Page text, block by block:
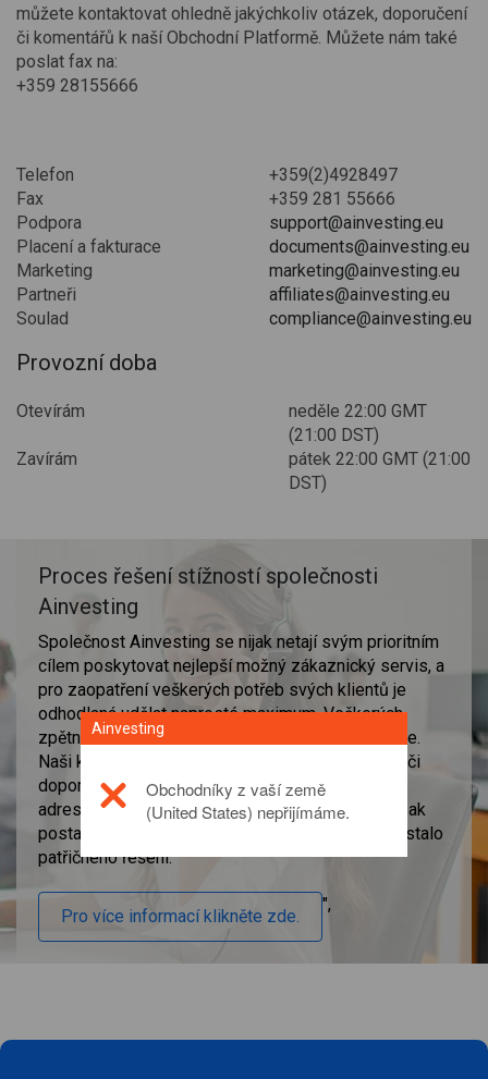
můžete kontaktovat ohledně jakýchkoliv otázek, doporučení
či komentářů k naší Obchodní Platformě. Můžete nám také
poslat fax na:
+359 28155666
Telefon
+359(2)4928497
Fax
+359 281 55666
Podpora
support@ainvesting.eu
Placení a fakturace
documents@ainvesting.eu
Marketing
marketing@ainvesting.eu
Partneři
affiliates@ainvesting.eu
Soulad
compliance@ainvesting.eu
Provozní doba
Otevírám
neděle 22:00 GMT
(21:00 DST)
Zavírám
pátek 22:00 GMT (21:00
DST)
Proces řešení stížností společnosti
Ainvesting
Společnost Ainvesting se nijak netají svým prioritním
cílem poskytovat nejlepší možný zákaznický servis, a
pro zaopatření veškerých potřeb svých klientů je
odhodlaná udělat naprosté maximum. Veškerých
zpětných vazeb od našich klientů si velice vážíme.
Naši klienti nám mohou zpětnou vazbu, stížnosti či
doporučení zasílat na e-mailovou
adresu:
compliance@ainvesting.eu,, a my se naopak
postaráme o to, aby se všem jejich žádostem dostalo
patřičného řešení.
Pro více informací klikněte zde.
",
Ainvesting
Obchodníky z vaší země
(United States) nepřijímáme.